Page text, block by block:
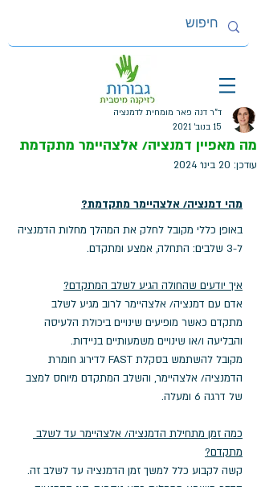
מה מאפיין דמנציה/ אלצהיימר מתקדמת
ד"ר דנה פאר מומחית לדמנציה
15 בנוב׳ 2021
עודכן: 20 בינו׳ 2024
מהי דמנציה/ אלצהיימר מתקדמת?
באופן כללי מקובל לחלק את המהלך מחלות הדמנציה
ל-3 שלבים: התחלה, אמצע ומתקדם.
איך יודעים שהחולה הגיע לשלב המתקדם?
אדם עם דמנציה/ אלצהיימר לרוב מגיע לשלב
מתקדם כאשר מופיעים שינויים ביכולת הלעיסה
והבליעה ו/או שינויים משמעותיים בניידות.
מקובל להשתמש בסקלת FAST לדירוג חומרת
הדמנציה/ אלצהיימר, והשלב המתקדם מיוחס למצב
של דרגה 6 ומעלה.
כמה זמן מתחילת הדמנציה/ אלצהיימר עד לשלב
מתקדם?
קשה לקבוע כלל למשך זמן הדמנציה עד לשלב זה.